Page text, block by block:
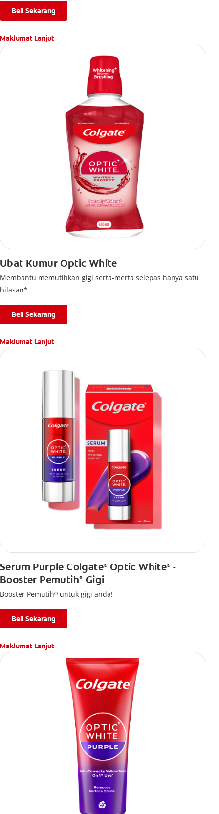
Beli Sekarang
Maklumat Lanjut
Ubat Kumur Optic White
Membantu memutihkan gigi serta-merta selepas hanya satu
bilasan*
Beli Sekarang
Maklumat Lanjut
Serum Purple Colgate®Optic White®-
Booster Pemutih° Gigi
Booster Pemutihᴼ untuk gigi anda!
Beli Sekarang
Maklumat Lanjut